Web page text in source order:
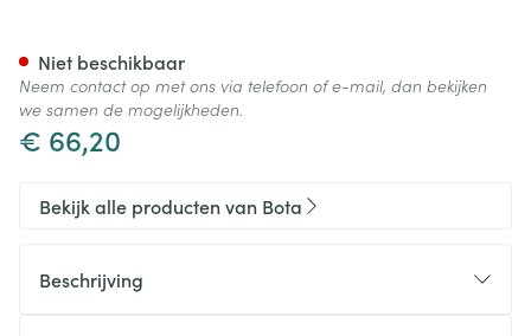
€ 66,20
Niet beschikbaar
Neem contact op met ons via telefoon of e-mail, dan bekijken
we samen de mogelijkheden.
Bekijk alle producten van Bota
Beschrijving